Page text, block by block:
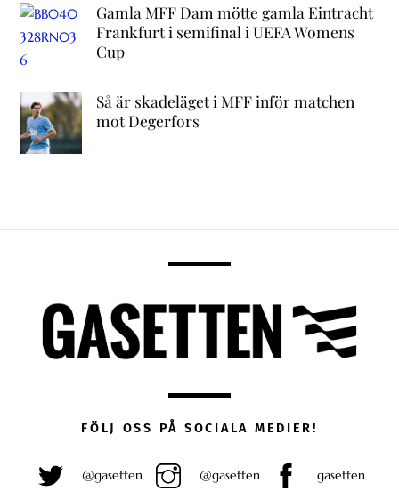
Gamla MFF Dam mötte gamla Eintracht
Frankfurt i semifinal i UEFA Womens
Cup
Så är skadeläget i MFF inför matchen
mot Degerfors
FÖLJ OSS PÅ SOCIALA MEDIER!
@gasetten @gasetten gasetten